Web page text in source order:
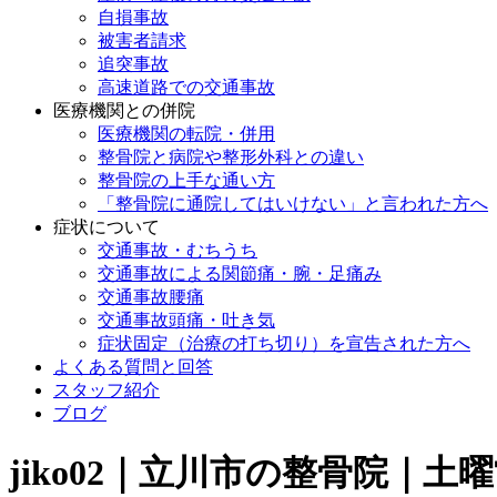
自損事故
被害者請求
追突事故
高速道路での交通事故
医療機関との併院
医療機関の転院・併用
整骨院と病院や整形外科との違い
整骨院の上手な通い方
「整骨院に通院してはいけない」と言われた方へ
症状について
交通事故・むちうち
交通事故による関節痛・腕・足痛み
交通事故腰痛
交通事故頭痛・吐き気
症状固定（治療の打ち切り）を宣告された方へ
よくある質問と回答
スタッフ紹介
ブログ
jiko02｜立川市の整骨院｜土